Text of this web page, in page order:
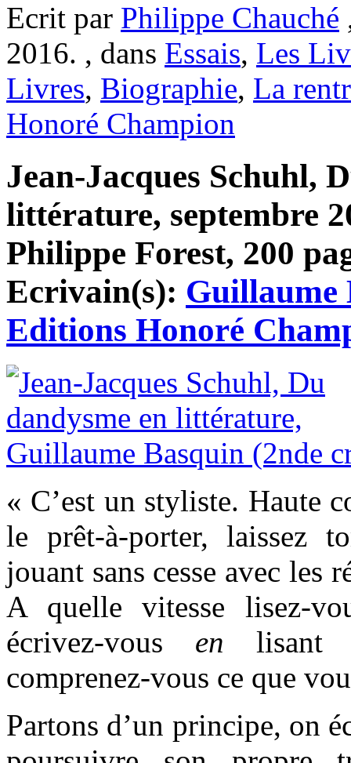
Ecrit par Philippe Chauché
2016. , dans Essais, Les
Livres, Biographie, La
Honoré Champion
Jean-Jacques Schuhl,
littérature, septembre
Philippe Forest, 200
Ecrivain(s): Guillaume
Editions Honoré
« C’est un styliste. Haute
le prêt-à-porter, laissez
jouant sans cesse avec les
A quelle vitesse lisez-
écrivez-vous en lisant
comprenez-vous ce que
Partons d’un principe, on